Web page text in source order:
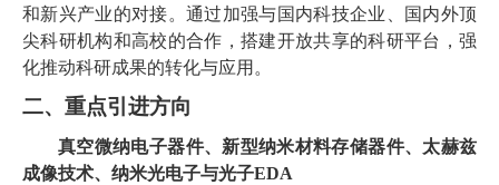
和新兴产业的对接。通过加强与国内科技企业、国内外顶
尖科研机构和高校的合作，搭建开放共享的科研平台，强
化推动科研成果的转化与应用。
二、重点引进方向
真空微纳电子器件、新型纳米材料存储器件、太赫兹
成像技术、纳米光电子与光子EDA